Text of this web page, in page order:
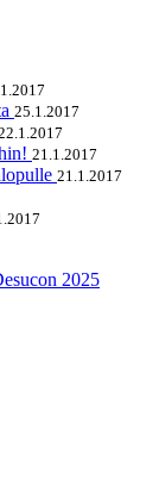
25.1.2017
21.1.2017
21.1.2017
2025